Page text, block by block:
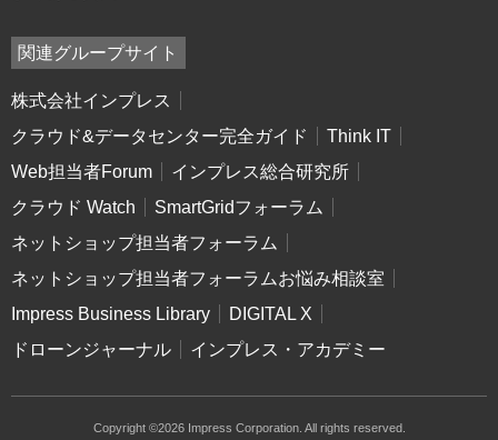
関連グループサイト
株式会社インプレス
クラウド&データセンター完全ガイド
Think IT
Web担当者Forum
インプレス総合研究所
クラウド Watch
SmartGridフォーラム
ネットショップ担当者フォーラム
ネットショップ担当者フォーラムお悩み相談室
Impress Business Library
DIGITAL X
ドローンジャーナル
インプレス・アカデミー
Copyright ©2026 Impress Corporation. All rights reserved.